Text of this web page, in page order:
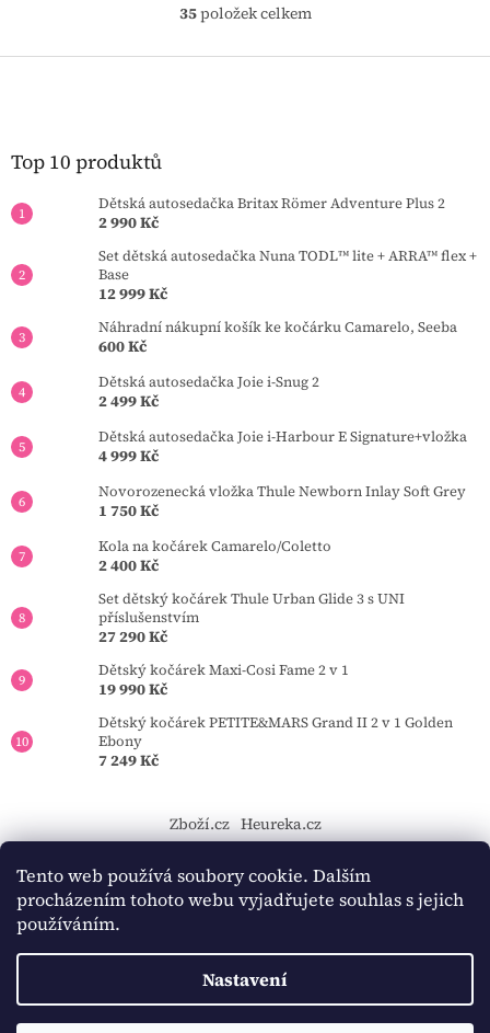
Tento web používá soubory cookie. Dalším
procházením tohoto webu vyjadřujete souhlas s jejich
používáním.
Nastavení
růstu dětí. Velmi designová... O
l
r
k
p
s
35položek celkem
Z
Top 10 produktů
Dětská autosedačka Britax Römer Adventure Plus 2
2 990 Kč
Set dětská autosedačka Nuna TODL™ lite + ARRA™ flex +
Base
12 999 Kč
Náhradní nákupní košík ke kočárku Camarelo, Seeba
600 Kč
Dětská autosedačka Joie i-Snug 2
2 499 Kč
Dětská autosedačka Joie i-Harbour E Signature+vložka
4 999 Kč
Novorozenecká vložka Thule Newborn Inlay Soft Grey
1 750 Kč
Kola na kočárek Camarelo/Coletto
2 400 Kč
Set dětský kočárek Thule Urban Glide 3 s UNI
příslušenstvím
27 290 Kč
Dětský kočárek Maxi-Cosi Fame 2 v 1
19 990 Kč
Dětský kočárek PETITE&MARS Grand II 2 v 1 Golden
Ebony
7 249 Kč
Zboží.cz Heureka.cz
https://tourmkr.com/F1eycVcPEw
Vytvořil Shoptet